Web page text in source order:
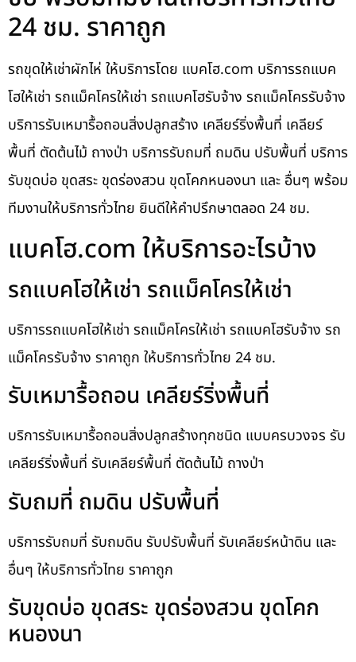
24 ชม. ราคาถูก
รถขุดให้เช่าผักไห่ ให้บริการโดย แบคโฮ.com บริการรถแบค
โฮให้เช่า รถแม็คโครให้เช่า รถแบคโฮรับจ้าง รถแม็คโครรับจ้าง
บริการรับเหมารื้อถอนสิ่งปลูกสร้าง เคลียร์ริ่งพื้นที่ เคลียร์
พื้นที่ ตัดต้นไม้ ถางป่า บริการรับถมที่ ถมดิน ปรับพื้นที่ บริการ
รับขุดบ่อ ขุดสระ ขุดร่องสวน ขุดโคกหนองนา และ อื่นๆ พร้อม
ทีมงานให้บริการทั่วไทย ยินดีให้คำปรึกษาตลอด 24 ชม.
แบคโฮ.com ให้บริการอะไรบ้าง
รถแบคโฮให้เช่า รถแม็คโครให้เช่า
บริการรถแบคโฮให้เช่า รถแม็คโครให้เช่า รถแบคโฮรับจ้าง รถ
แม็คโครรับจ้าง ราคาถูก ให้บริการทั่วไทย 24 ชม.
รับเหมารื้อถอน เคลียร์ริ่งพื้นที่
บริการรับเหมารื้อถอนสิ่งปลูกสร้างทุกชนิด แบบครบวงจร รับ
เคลียร์ริ่งพื้นที่ รับเคลียร์พื้นที่ ตัดต้นไม้ ถางป่า
รับถมที่ ถมดิน ปรับพื้นที่
บริการรับถมที่ รับถมดิน รับปรับพื้นที่ รับเคลียร์หน้าดิน และ
อื่นๆ ให้บริการทั่วไทย ราคาถูก
รับขุดบ่อ ขุดสระ ขุดร่องสวน ขุดโคก
หนองนา